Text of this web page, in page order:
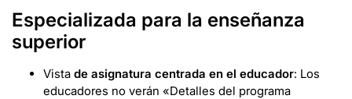
Especializada para la enseñanza
superior
Vista de asignatura centrada en el educador: Los
educadores no verán «Detalles del programa